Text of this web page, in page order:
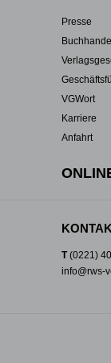
Presse
Buchhandel
VGWort
Karriere
Anfahrt
T(0221)
info@rws-